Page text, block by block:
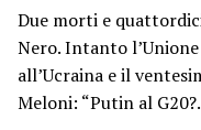
Due morti e
Nero. Intanto
all’Ucraina e il
Meloni: “Putin al